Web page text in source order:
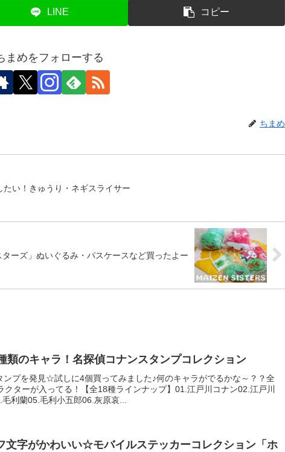
LINE コピー
まめをフォローする
ちまめ
い！きゅうり・ネギスライサー
ーズ」ぬいぐるみ・パスケースなど買ったよー
類のキャラ！名探偵コナンスタンプコレクション
ンプを発見☆試しに4個買ってみました♪何のキャラがでるかな～？？全
クターが入ってる！【全18種ラインナップ】01.江戸川コナン02.江戸川
利蘭05.毛利小五郎06.灰原哀...
文字がかわいい☆モバイルステッカーコレクション「ホ